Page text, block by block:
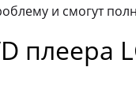
и смогут
плеера